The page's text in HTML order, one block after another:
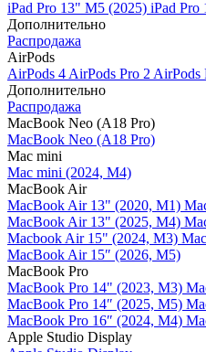
iPad Pro 13" M5 (2025) iPad Pro
Дополнительно
Распродажа
AirPods
AirPods 4 AirPods Pro 2 AirPods
Дополнительно
Распродажа
MacBook Neo (A18 Pro)
MacBook Neo (A18 Pro)
Mac mini
Mac mini (2024, M4)
MacBook Air
MacBook Air 13" (2020, M1)
MacBook Air 13" (2025, M4)
Macbook Air 15" (2024, M3)
MacBook Air 15″ (2026, M5)
MacBook Pro
MacBook Pro 14" (2023, M3)
MacBook Pro 14″ (2025, M5)
MacBook Pro 16″ (2024, M4)
Apple Studio Display